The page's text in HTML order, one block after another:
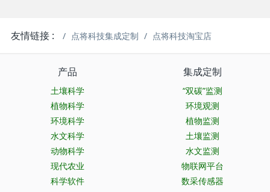
友情链接 : 点将科技集成定制 点将科技淘宝店
产品
土壤科学
植物科学
环境科学
水文科学
动物科学
现代农业
科学软件
集成定制
“双碳”监测
环境观测
植物监测
土壤监测
水文监测
物联网平台
数采传感器